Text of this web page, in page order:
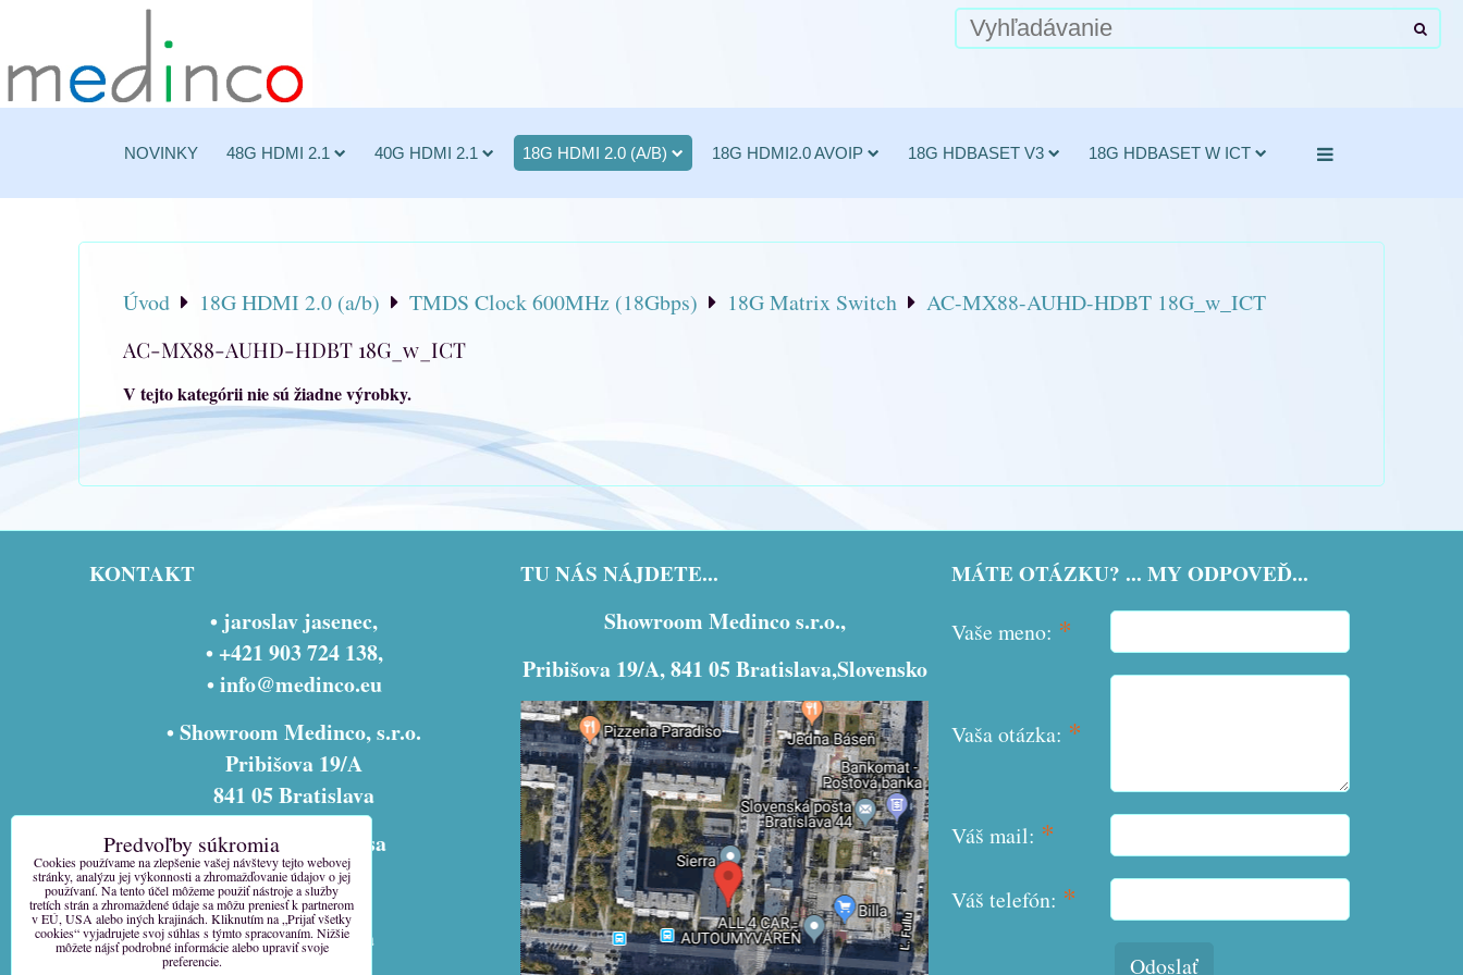
NOVINKY 48G HDMI 2.1 40G HDMI 2.1 18G HDMI 2.0 (A/B) 18G HDMI2.0 AVOIP 18G HDBASET V3 18G HDBASET W ICT
Úvod 18G HDMI 2.0 (a/b) TMDS Clock 600MHz (18Gbps) 18G Matrix Switch AC-MX88-AUHD-HDBT 18G_w_ICT
AC-MX88-AUHD-HDBT 18G_w_ICT
KONTAKT
• jaroslav jasenec,
• +421 903 724 138,
•info@medinco.eu
• Showroom Medinco, s.r.o.
Pribišova 19/A
841 05 Bratislava
• fakturačná adresa
Medinco, s.r.o.
Pribišova 9
841 05 Bratislava
TU NÁS NÁJDETE...
Showroom Medinco s.r.o.,
Pribišova 19/A, 841 05 Bratislava,Slovensko
Externý obsah je blokovaný Voľbami
súkromia
Prajete si načítať externý obsah?
Povoliť tentokrát
Povoliť a zapamätať - súhlas s
MÁTE OTÁZKU? ... MY ODPOVEĎ...
Vaše meno: *
Vaša otázka: *
Váš mail: *
Váš telefón: *
Odoslať
Predvoľby súkromia
Cookies používame na zlepšenie vašej návštevy tejto webovej
stránky, analýzu jej výkonnosti a zhromažďovanie údajov o jej
používaní. Na tento účel môžeme použiť nástroje a služby
tretích strán a zhromaždené údaje sa môžu preniesť k partnerom
v EÚ, USA alebo iných krajinách. Kliknutím na „Prijať všetky
cookies“ vyjadrujete svoj súhlas s týmto spracovaním. Nižšie
môžete nájsť podrobné informácie alebo upraviť svoje
preferencie.